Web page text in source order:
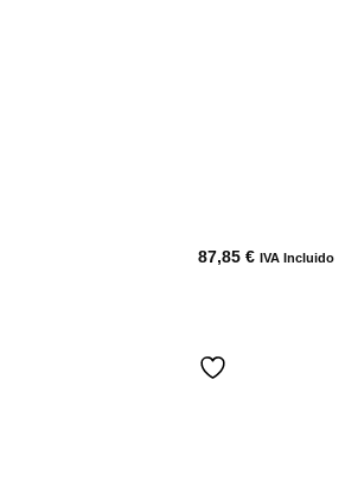
87,85 € IVA Incluido